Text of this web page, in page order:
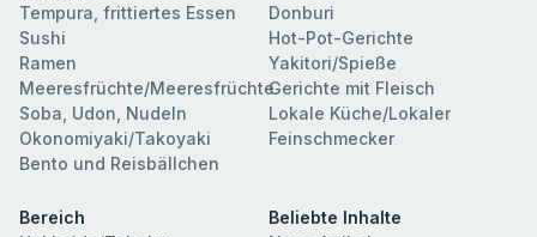
Tempura, frittiertes Essen
Sushi
Ramen
Meeresfrüchte/Meeresfrüchte
Soba, Udon, Nudeln
Okonomiyaki/Takoyaki
Bento und Reisbällchen
Donburi
Hot-Pot-Gerichte
Yakitori/Spieße
Gerichte mit Fleisch
Lokale Küche/Lokaler
Feinschmecker
Bereich
Beliebte Inhalte